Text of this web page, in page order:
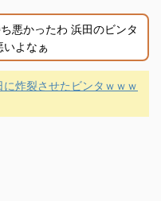
悪かったわ 浜田のビンタ
よなぁ
に炸裂させたビンタｗｗｗ